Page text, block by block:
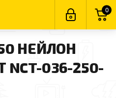
0
НЕЙЛОН
036-250-